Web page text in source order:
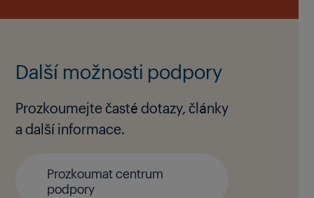
Další možnosti podpory
Prozkoumejte časté dotazy, články
a další informace.
Prozkoumat centrum
podpory